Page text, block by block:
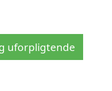
uforpligtende